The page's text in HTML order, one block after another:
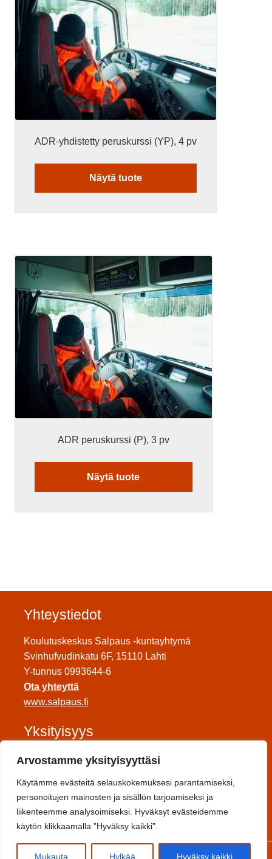
Arvostamme yksityisyyttäsi
Käytämme evästeitä selauskokemuksesi parantamiseksi,
personoitujen mainosten ja sisällön tarjoamiseksi ja
liikenteemme analysoimiseksi. Hyväksyt evästeidemme
käytön klikkaamalla ”Hyväksy kaikki”.
Mukauta Hylkää Hyväksy kaikki
ADR-yhdistetty peruskurssi (YP), 4 pv
Näytä tuote
useampi
muunnelma.
Voit
tehdä
valinnat
tuotteen
ADR peruskurssi (P), 3 pv
Näytä tuote
Tällä
tuotteella
on
useampi
muunnelma.
Voit
tehdä
valinnat
tuotteen
Yhteystiedot
Koulutuskeskus Salpaus -kuntayhtymä
Svinhufvudinkatu 6F, 15110 Lahti
Y-tunnus 0993644-6
Ota yhteyttä
www.salpaus.fi
Yksityisyys
Tietosuojaseloste
Toimitusehdot
Sosiaalinen media
0